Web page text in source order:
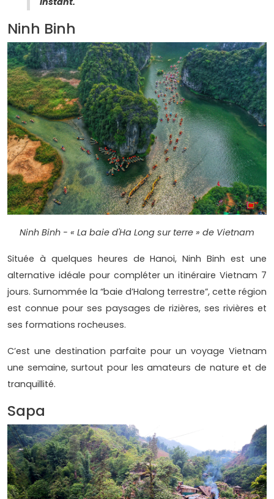
Ninh Binh
Ninh Binh - « La baie d'Ha Long sur terre » de Vietnam
Située à quelques heures de Hanoi, Ninh Binh est une
alternative idéale pour compléter un itinéraire Vietnam 7
jours. Surnommée la “baie d’Halong terrestre”, cette région
est connue pour ses paysages de rizières, ses rivières et
ses formations rocheuses.
C’est une destination parfaite pour un voyage Vietnam
une semaine, surtout pour les amateurs de nature et de
tranquillité.
Sapa